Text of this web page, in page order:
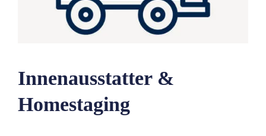
Innenausstatter &
Homestaging